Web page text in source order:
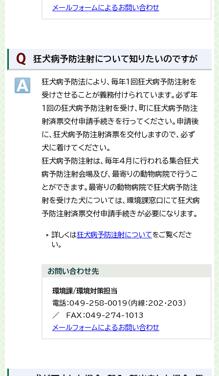
メールフォームによるお問い合わせ
狂犬病予防注射について知りたいのですが
狂犬病予防法により、毎年1回狂犬病予防注射を
受けさせることが義務付けられています。必ず年
1回の狂犬病予防注射を受け、町に狂犬病予防注
射済票交付申請手続きを行ってください。申請後
に、狂犬病予防注射済票を交付しますので、必ず
犬に着けてください。
狂犬病予防注射は、毎年4月に行われる集合狂犬
病予防注射会場及び、最寄りの動物病院で行うこ
とができます。最寄りの動物病院で狂犬病予防注
射を受けた犬については、環境課窓口にて狂犬病
予防注射済票交付申請手続きが必要になります。
詳しくは狂犬病予防注射についてをご覧くださ
い。
お問い合わせ先
環境課/環境対策担当
電話：049-258-0019（内線：202・203）
／ FAX：049-274-1013
メールフォームによるお問い合わせ